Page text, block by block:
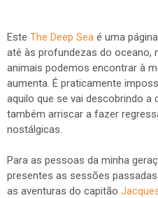
Este The Deep Sea é uma
até às profundezas do oceano,
animais podemos encontrar à
aumenta. É praticamente
aquilo que se vai descobrindo a
também arriscar a fazer
nostálgicas.
Para as pessoas da minha
presentes as sessões
as aventuras do capitão